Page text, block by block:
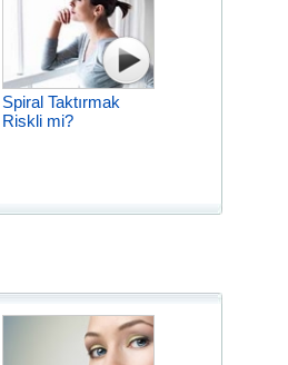
Spiral Taktırmak
Riskli mi?